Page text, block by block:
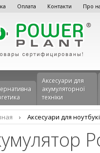
Оплата Контакти Про
Аксесуари для
акумуляторної
техніки
› Аксесуари для